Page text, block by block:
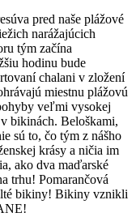
pred naše plážové
narážajúcich
tým začína
hodinu bude
chalani v zložení
miestnu plážovú
veľmi vysokej
bikinách. Beloškami,
sú to, čo tým z nášho
krásy a ničia im
ako dva maďarské
trhu! Pomarančová
bikiny! Bikiny vznikli